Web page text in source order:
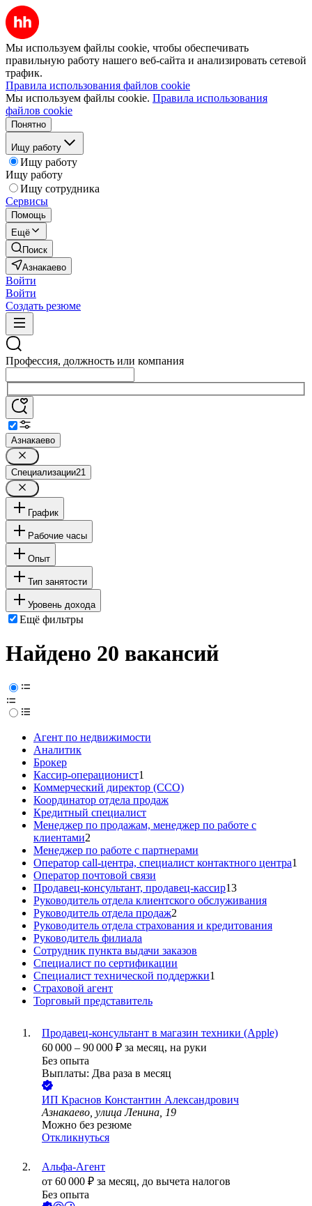
Мы используем файлы cookie, чтобы обеспечивать
правильную работу нашего веб-сайта и анализировать сетевой
трафик.
Правила использования файлов cookie
Мы используем файлы cookie. Правила использования
файлов cookie
Понятно
Ищу работу
Ищу работу
Ищу работу
Ищу сотрудника
Сервисы
Помощь
Ещё
Поиск
Азнакаево
Войти
Войти
Создать резюме
Профессия, должность или компания
Азнакаево
Специализации21
График
Рабочие часы
Опыт
Тип занятости
Уровень дохода
Ещё фильтры
Найдено 20 вакансий
Агент по недвижимости
Аналитик
Брокер
Кассир-операционист1
Коммерческий директор (CCO)
Координатор отдела продаж
Кредитный специалист
Менеджер по продажам, менеджер по работе с
клиентами2
Менеджер по работе с партнерами
Оператор call-центра, специалист контактного центра1
Оператор почтовой связи
Продавец-консультант, продавец-кассир13
Руководитель отдела клиентского обслуживания
Руководитель отдела продаж2
Руководитель отдела страхования и кредитования
Руководитель филиала
Сотрудник пункта выдачи заказов
Специалист по сертификации
Специалист технической поддержки1
Страховой агент
Торговый представитель
Продавец-консультант в магазин техники (Apple)
60 000 – 90 000 ₽ за месяц, на руки
Без опыта
Выплаты: Два раза в месяц
ИП Краснов Константин Александрович
Азнакаево, улица Ленина, 19
Можно без резюме
Откликнуться
Альфа-Агент
от 60 000 ₽ за месяц, до вычета налогов
Без опыта